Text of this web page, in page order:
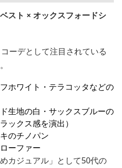
スト × オックスフォードシ
ーデとして注目されている
ホワイト・テラコッタなどの
生地の白・サックスブルーの
ックス感を演出）
のチノパン
ーファー
カジュアル」として50代の